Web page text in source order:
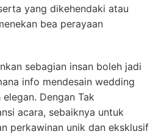
yang dikehendaki atau
bea perayaan
sebagian insan boleh jadi
info mendesain wedding
Dengan Tak
acara, sebaiknya untuk
perkawinan unik dan eksklusif